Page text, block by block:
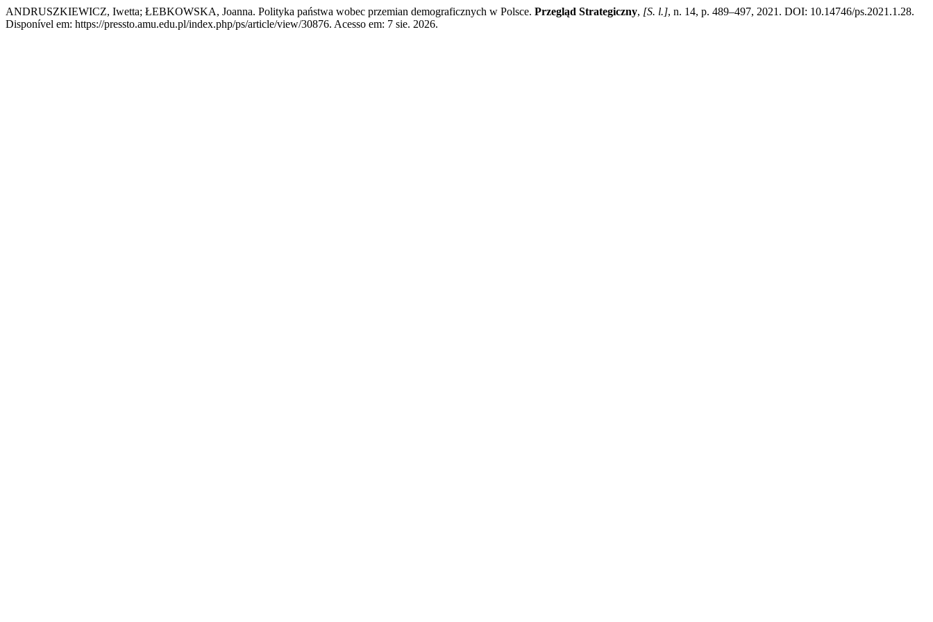
ANDRUSZKIEWICZ, Iwetta; ŁEBKOWSKA, Joanna. Polityka państwa wobec przemian demograficznych w Polsce. Przegląd Strategiczny, [S. l.], n. 14, p. 489–497, 2021. DOI: 10.14746/ps.2021.1.28.
Disponível em: https://pressto.amu.edu.pl/index.php/ps/article/view/30876. Acesso em: 7 sie. 2026.